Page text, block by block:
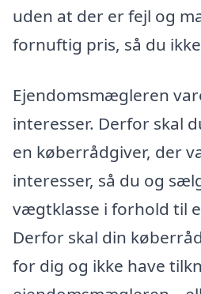
uden at der er fejl og
fornuftig pris, så du
Ejendomsmægleren
interesser. Derfor skal
en køberrådgiver, der
interesser, så du og
vægtklasse i forhold til
Derfor skal din
for dig og ikke have